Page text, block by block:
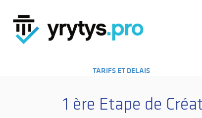
TARIFS ET DELAIS
1 ère Etape de